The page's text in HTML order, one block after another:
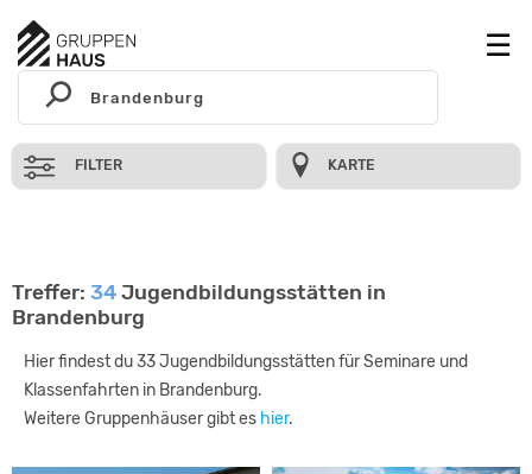
FILTER KARTE
Treffer: 34 Jugendbildungsstätten in
Brandenburg
Hier findest du 33 Jugendbildungsstätten für Seminare und
Klassenfahrten in Brandenburg.
Weitere Gruppenhäuser gibt es hier.